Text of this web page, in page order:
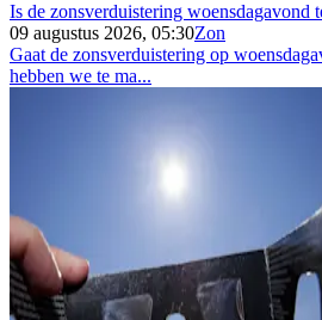
Is de zonsverduistering woensdagavond
09 augustus 2026, 05:30Zon
Gaat de zonsverduistering op
hebben we te ma...